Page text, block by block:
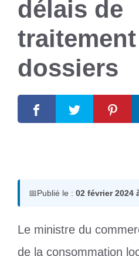
délais de
dossiers
📅Publié le : 02 février 2024
Le ministre du
de la consommation